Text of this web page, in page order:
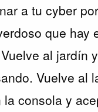
a tu cyber
que hay
al jardín
Vuelve al
consola y